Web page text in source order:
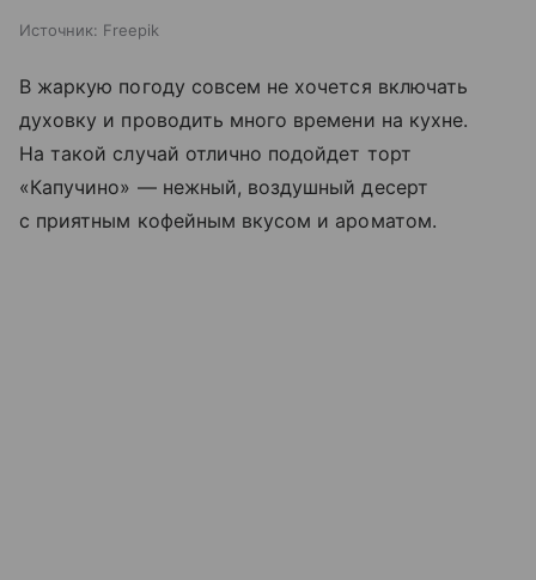
Источник: Freepik
В жаркую погоду совсем не хочется включать
духовку и проводить много времени на кухне.
На такой случай отлично подойдет торт
«Капучино» — нежный, воздушный десерт
с приятным кофейным вкусом и ароматом.